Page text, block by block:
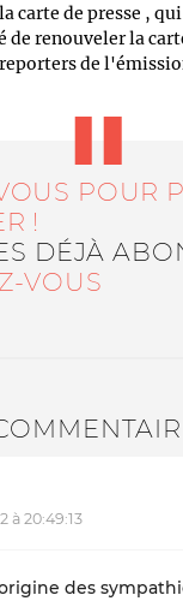
carte de presse ,
renouveler la
reporters de
POUR
!
DÉJÀ
VOUS
à 20:49:13
des